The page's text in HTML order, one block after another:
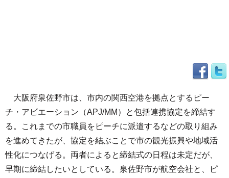
大阪府泉佐野市は、市内の関西空港を拠点とするピー
チ・アビエーション（APJ/MM）と包括連携協定を締結す
る。これまでの市職員をピーチに派遣するなどの取り組み
を進めてきたが、協定を結ぶことで市の観光振興や地域活
性化につなげる。両者によると締結式の日程は未定だが、
早期に締結したいとしている。泉佐野市が航空会社と、ピ